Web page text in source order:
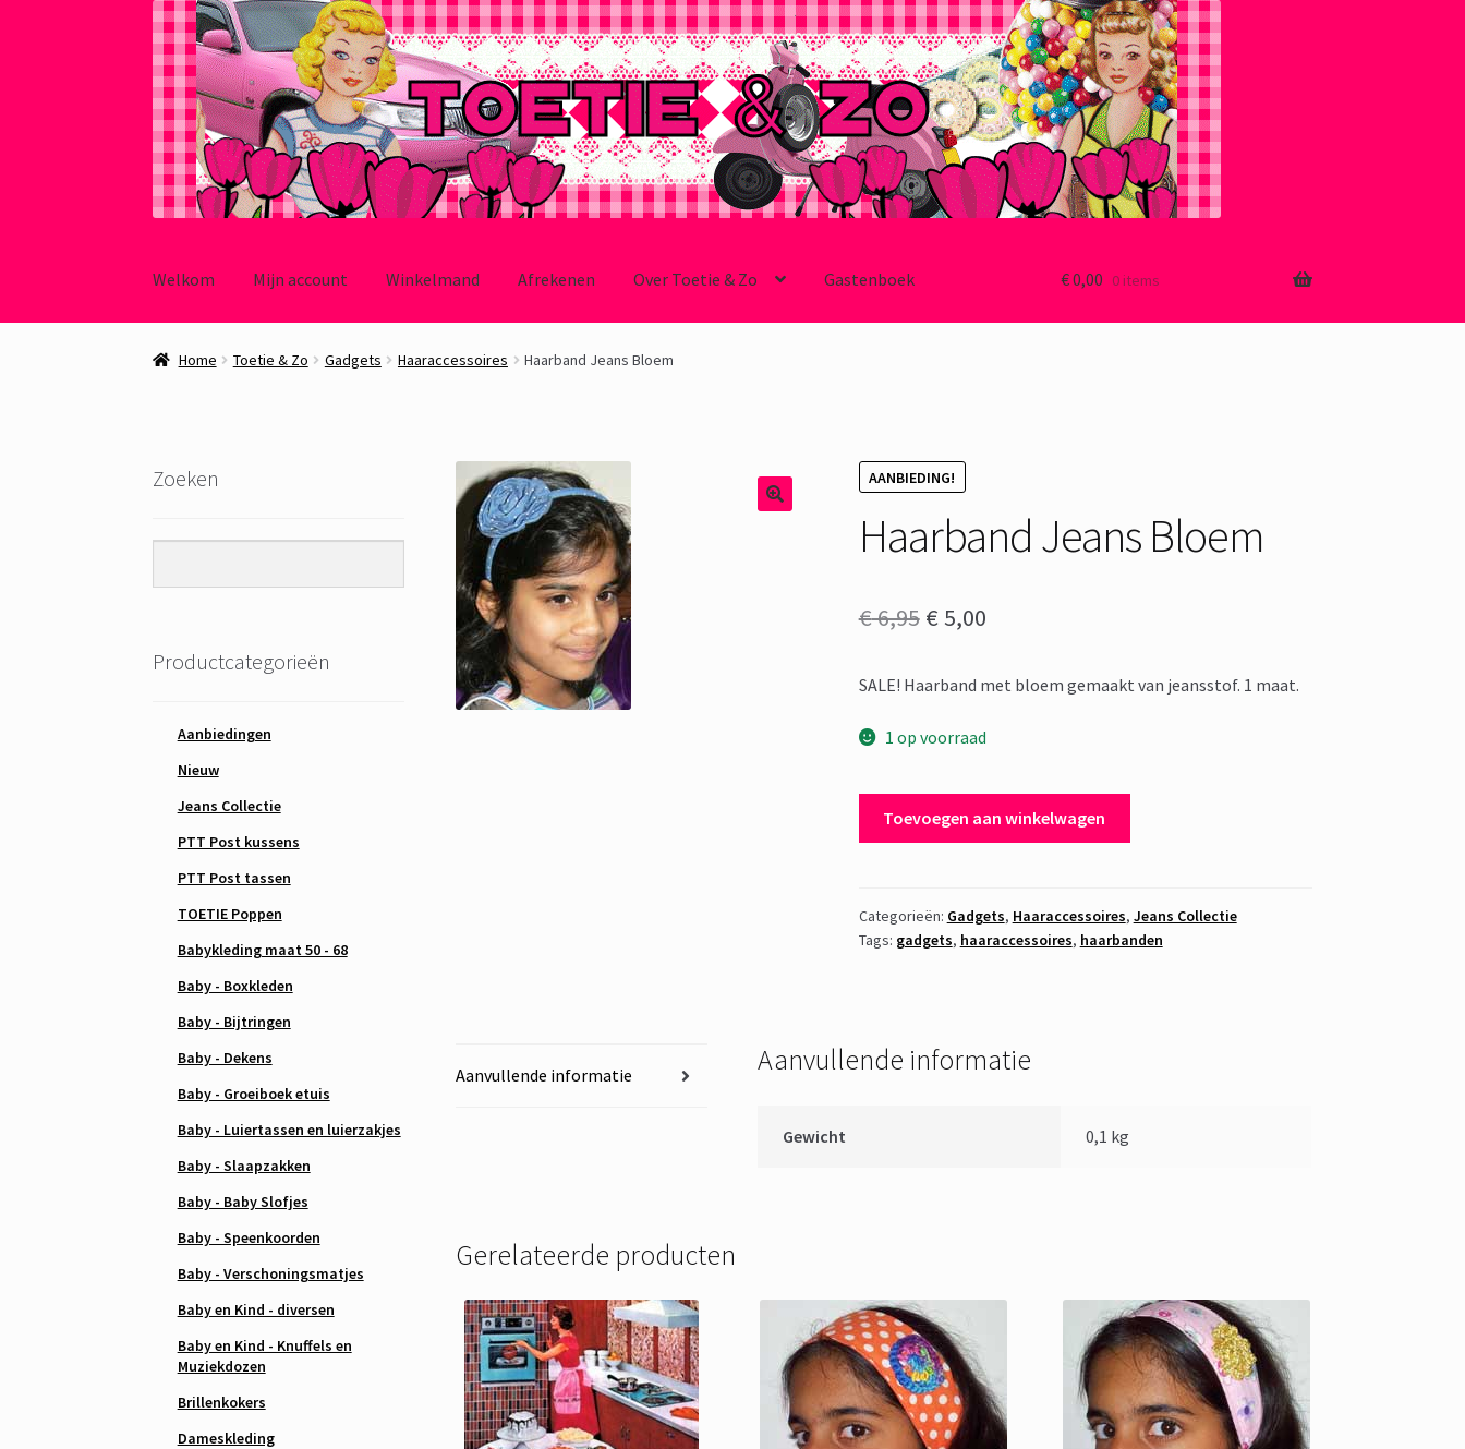
door
naar
Welkom Mijn account Winkelmand Afrekenen Over Toetie & Zo Gastenboek €0,00 0 items
Home Toetie & Zo Gadgets Haaraccessoires Haarband Jeans Bloem
AANBIEDING!
Haarband Jeans Bloem
€6,95 Oorspronkelijke
was:
€ 6,95.
€ 5,00Huidige
is:
€ 5,00.
SALE! Haarband met bloem gemaakt van jeansstof. 1 maat.
1 op voorraad
Toevoegen aan winkelwagen
Categorieën: Gadgets, Haaraccessoires, Jeans Collectie
Tags: gadgets, haaraccessoires, haarbanden
Aanvullende informatie Aanvullende informatie
Gewicht 0,1 kg
Gerelateerde producten
Zoeken
Productcategorieën
Aanbiedingen
Nieuw
Jeans Collectie
PTT Post kussens
PTT Post tassen
TOETIE Poppen
Babykleding maat 50 - 68
Baby - Boxkleden
Baby - Bijtringen
Baby - Dekens
Baby - Groeiboek etuis
Baby - Luiertassen en luierzakjes
Baby - Slaapzakken
Baby - Baby Slofjes
Baby - Speenkoorden
Baby - Verschoningsmatjes
Baby en Kind - diversen
Baby en Kind - Knuffels en
Muziekdozen
Brillenkokers
Dameskleding